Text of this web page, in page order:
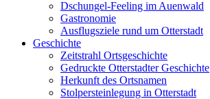
Dschungel-Feeling im Auenwald
Gastronomie
Ausflugsziele rund um Otterstadt
Geschichte
Zeitstrahl Ortsgeschichte
Gedruckte Otterstadter Geschichte
Herkunft des Ortsnamen
Stolpersteinlegung in Otterstadt